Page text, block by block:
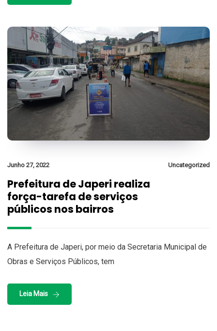
Junho 27, 2022 Uncategorized
Prefeitura de Japeri realiza
força-tarefa de serviços
públicos nos bairros
A Prefeitura de Japeri, por meio da Secretaria Municipal de
Obras e Serviços Públicos, tem
Leia Mais